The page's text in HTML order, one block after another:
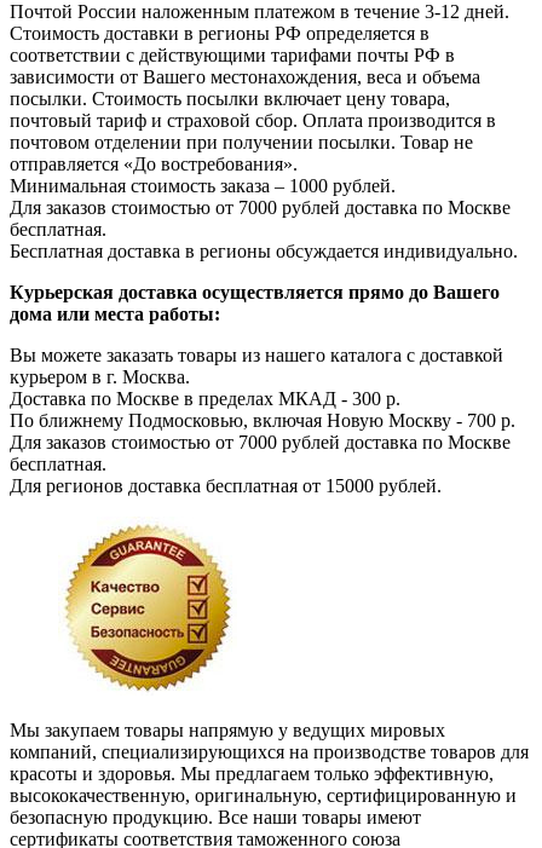
Почтой России наложенным платежом в течение 3-12 дней.
Стоимость доставки в регионы РФ определяется в
соответствии с действующими тарифами почты РФ в
зависимости от Вашего местонахождения, веса и объема
посылки. Стоимость посылки включает цену товара,
почтовый тариф и страховой сбор. Оплата производится в
почтовом отделении при получении посылки. Товар не
отправляется «До востребования».
Минимальная стоимость заказа – 1000 рублей.
Для заказов стоимостью от 7000 рублей доставка по Москве
бесплатная.
Бесплатная доставка в регионы обсуждается индивидуально.
Курьерская доставка осуществляется прямо до Вашего
дома или места работы:
Вы можете заказать товары из нашего каталога с доставкой
курьером в г. Москва.
Доставка по Москве в пределах МКАД - 300 р.
По ближнему Подмосковью, включая Новую Москву - 700 р.
Для заказов стоимостью от 7000 рублей доставка по Москве
бесплатная.
Для регионов доставка бесплатная от 15000 рублей.
Мы закупаем товары напрямую у ведущих мировых
компаний, специализирующихся на производстве товаров для
красоты и здоровья. Мы предлагаем только эффективную,
высококачественную, оригинальную, сертифицированную и
безопасную продукцию. Все наши товары имеют
сертификаты соответствия таможенного союза